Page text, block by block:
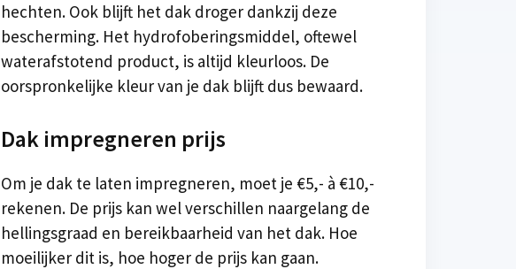
hechten. Ook blijft het dak droger dankzij deze
bescherming. Het hydrofoberingsmiddel, oftewel
waterafstotend product, is altijd kleurloos. De
oorspronkelijke kleur van je dak blijft dus bewaard.
Dak impregneren prijs
Om je dak te laten impregneren, moet je €5,- à €10,-
rekenen. De prijs kan wel verschillen naargelang de
hellingsgraad en bereikbaarheid van het dak. Hoe
moeilijker dit is, hoe hoger de prijs kan gaan.